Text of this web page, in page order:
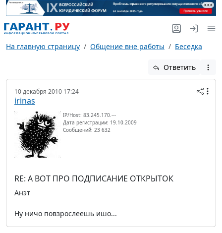
На главную страницу Общение вне работы Беседка
Ответить
10 декабря 2010 17:24
irinas
IP/Host: 83.245.170.---
Дата регистрации: 19.10.2009
Сообщений: 23 632
RE: А ВОТ ПРО ПОДПИСАНИЕ ОТКРЫТОК
Анэт
Ну ничо повзрослеешь ишо...